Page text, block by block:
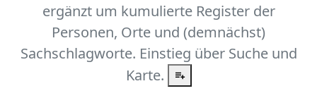
ergänzt um kumulierte Register der
Personen, Orte und (demnächst)
Sachschlagworte. Einstieg über Suche und
Karte.